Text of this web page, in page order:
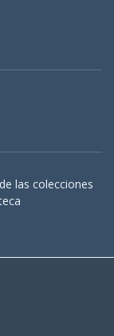
las colecciones